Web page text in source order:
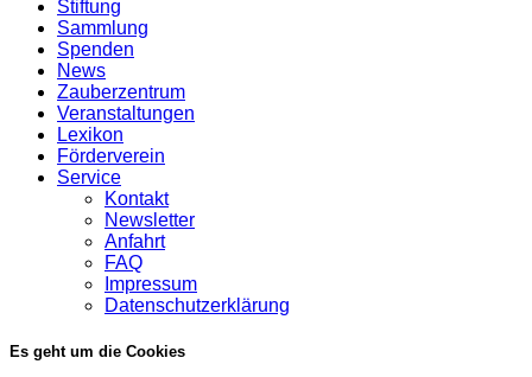
Stiftung
Sammlung
Spenden
News
Zauberzentrum
Veranstaltungen
Lexikon
Förderverein
Service
Kontakt
Newsletter
Anfahrt
FAQ
Impressum
Datenschutzerklärung
Es geht um die Cookies